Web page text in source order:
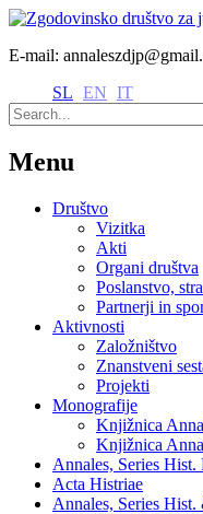
E-mail:
SL EN IT
Menu
Društvo
Vizitka
Akti
Organi društva
Poslanstvo,
Partnerji in
Aktivnosti
Založništvo
Znanstveni
Projekti
Monografije
Knjižnica
Knjižnica
Annales, Series Hist.
Acta Histriae
Annales, Series Hist.